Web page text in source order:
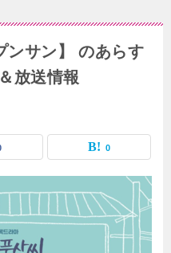
ンサン】 のあらす
放送情報
0